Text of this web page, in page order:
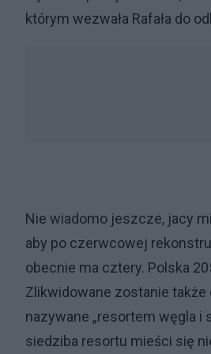
którym wezwała Rafała do
Nie wiadomo jeszcze, jacy
aby po czerwcowej
obecnie ma cztery. Polska
Zlikwidowane zostanie
nazywane „resortem węgla i
siedziba resortu mieści się